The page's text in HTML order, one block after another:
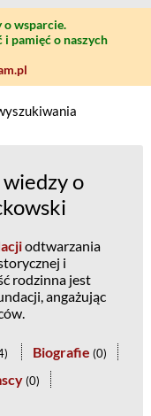
wsparcie.
pamięć o naszych
o
odtwarzania
i
rodzinna jest
angażując
) Biografie (0)
(0)